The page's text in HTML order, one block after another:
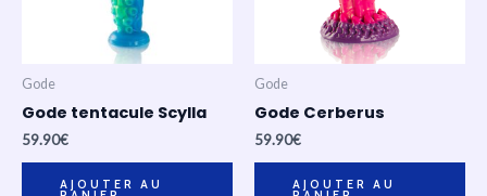
Gode
Gode tentacule Scylla
59.90€
AJOUTER AU
Gode
Gode Cerberus
59.90€
AJOUTER AU